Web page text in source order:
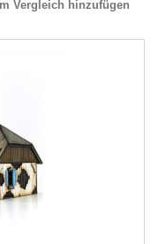
Vergleich hinzufügen